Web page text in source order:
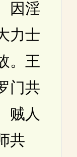
因淫
力士
。王
门共
贼人
共